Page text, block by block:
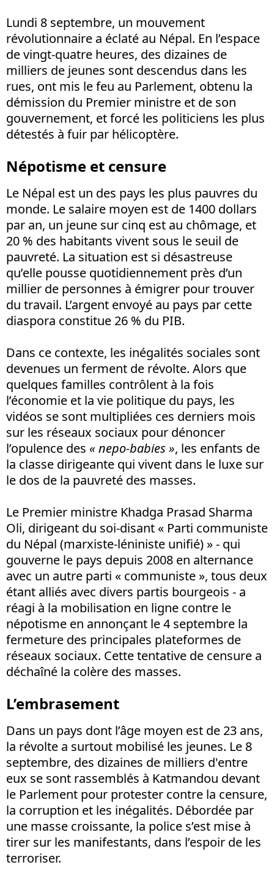
Lundi 8 septembre, un mouvement
révolutionnaire a éclaté au Népal. En l’espace
de vingt-quatre heures, des dizaines de
milliers de jeunes sont descendus dans les
rues, ont mis le feu au Parlement, obtenu la
démission du Premier ministre et de son
gouvernement, et forcé les politiciens les plus
détestés à fuir par hélicoptère.
Népotisme et censure
Le Népal est un des pays les plus pauvres du
monde. Le salaire moyen est de 1400 dollars
par an, un jeune sur cinq est au chômage, et
20 % des habitants vivent sous le seuil de
pauvreté. La situation est si désastreuse
qu’elle pousse quotidiennement près d’un
millier de personnes à émigrer pour trouver
du travail. L’argent envoyé au pays par cette
diaspora constitue 26 % du PIB.
Dans ce contexte, les inégalités sociales sont
devenues un ferment de révolte. Alors que
quelques familles contrôlent à la fois
l’économie et la vie politique du pays, les
vidéos se sont multipliées ces derniers mois
sur les réseaux sociaux pour dénoncer
l’opulence des « nepo-babies », les enfants de
la classe dirigeante qui vivent dans le luxe sur
le dos de la pauvreté des masses.
Le Premier ministre Khadga Prasad Sharma
Oli, dirigeant du soi-disant « Parti communiste
du Népal (marxiste-léniniste unifié) » - qui
gouverne le pays depuis 2008 en alternance
avec un autre parti « communiste », tous deux
étant alliés avec divers partis bourgeois - a
réagi à la mobilisation en ligne contre le
népotisme en annonçant le 4 septembre la
fermeture des principales plateformes de
réseaux sociaux. Cette tentative de censure a
déchaîné la colère des masses.
L’embrasement
Dans un pays dont l’âge moyen est de 23 ans,
la révolte a surtout mobilisé les jeunes. Le 8
septembre, des dizaines de milliers d'entre
eux se sont rassemblés à Katmandou devant
le Parlement pour protester contre la censure,
la corruption et les inégalités. Débordée par
une masse croissante, la police s’est mise à
tirer sur les manifestants, dans l’espoir de les
terroriser.